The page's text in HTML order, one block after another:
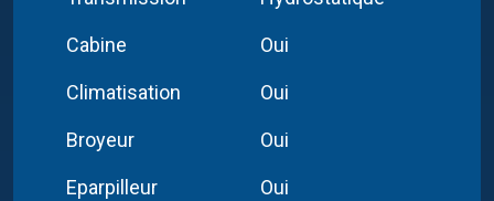
Cabine Oui
Climatisation Oui
Broyeur Oui
Eparpilleur Oui